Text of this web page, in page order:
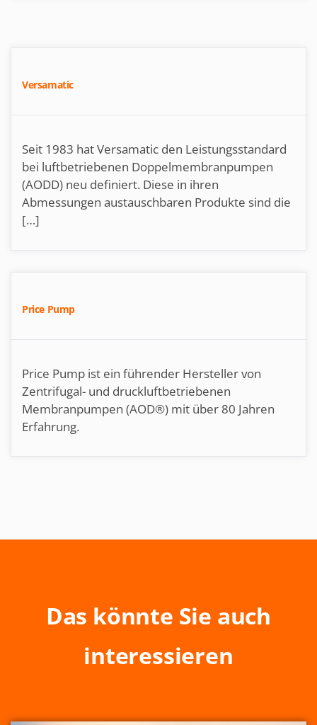
Versamatic
Seit 1983 hat Versamatic den Leistungsstandard
bei luftbetriebenen Doppelmembranpumpen
(AODD) neu definiert. Diese in ihren
Abmessungen austauschbaren Produkte sind die
[…]
Price Pump
Price Pump ist ein führender Hersteller von
Zentrifugal- und druckluftbetriebenen
Membranpumpen (AOD®) mit über 80 Jahren
Erfahrung.
Das könnte Sie auch
interessieren